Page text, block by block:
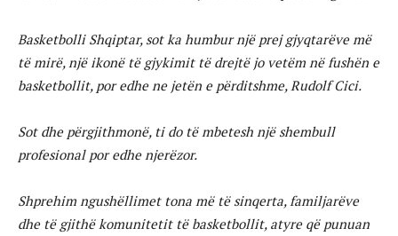
Basketbolli Shqiptar, sot ka humbur një prej gjyqtarëve më
të mirë, një ikonë të gjykimit të drejtë jo vetëm në fushën e
basketbollit, por edhe ne jetën e përditshme, Rudolf Cici.
Sot dhe përgjithmonë, ti do të mbetesh një shembull
profesional por edhe njerëzor.
Shprehim ngushëllimet tona më të sinqerta, familjarëve
dhe të gjithë komunitetit të basketbollit, atyre që punuan